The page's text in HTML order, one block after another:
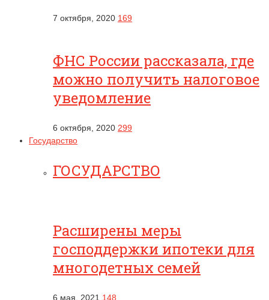
7 октября, 2020 169
ФНС России рассказала, где
можно получить налоговое
уведомление
6 октября, 2020 299
Государство
ГОСУДАРСТВО
Расширены меры
господдержки ипотеки для
многодетных семей
6 мая, 2021 148